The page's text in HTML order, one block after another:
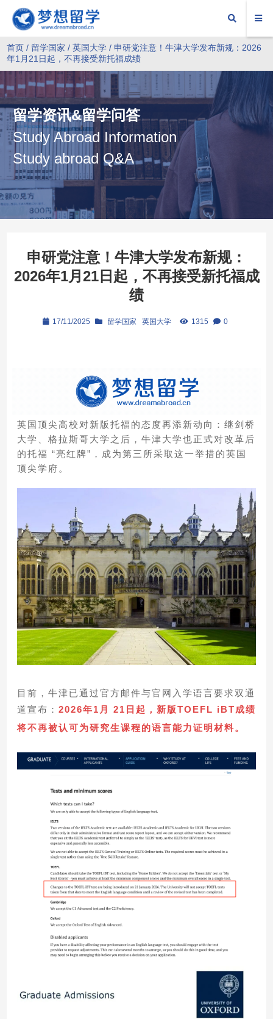
首页 / 留学国家 /英国大学 / 申研党注意！牛津大学发布新规：2026
年1月21日起，不再接受新托福成绩
留学资讯&留学问答
Study Abroad Information
Study abroad Q&A
申研党注意！牛津大学发布新规：
2026年1月21日起，不再接受新托福成
绩
17/11/2025 留学国家 英国大学 1315 0
英国顶尖高校对新版托福的态度再添新动向：继剑桥
大学、格拉斯哥大学之后，牛津大学也正式对改革后
的托福 “亮红牌”，成为第三所采取这一举措的英国
顶尖学府。
目前，牛津已通过官方邮件与官网入学语言要求双通
道宣布： 2026年1月 21日起，新版TOEFL iBT成绩
将不再被认可为研究生课程的语言能力证明材料。